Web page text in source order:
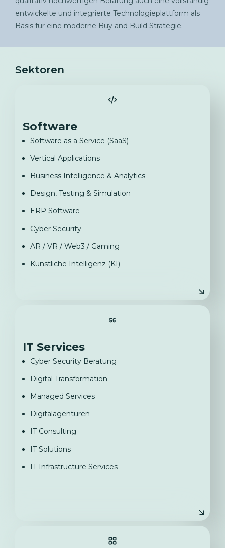
entwickelte und integrierte Technologieplattform als
Basis für eine moderne Buy and Build Strategie.
Sektoren
Software
Software as a Service (SaaS)
Vertical Applications
Business Intelligence & Analytics
Design, Testing & Simulation
ERP Software
Cyber Security
AR / VR / Web3 / Gaming
Künstliche Intelligenz (KI)
IT Services
Cyber Security Beratung
Digital Transformation
Managed Services
Digitalagenturen
IT Consulting
IT Solutions
IT Infrastructure Services